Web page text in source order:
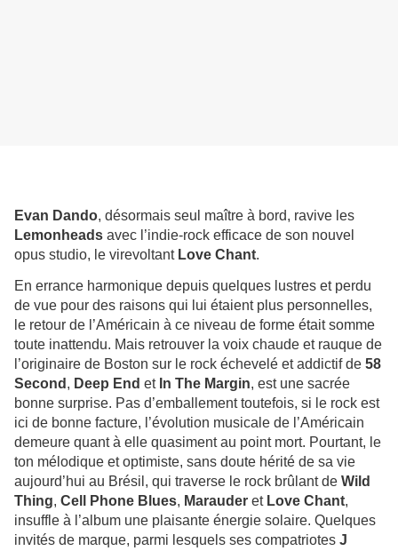
Evan Dando, désormais seul maître à bord, ravive les
Lemonheads avec l’indie-rock efficace de son nouvel
opus studio, le virevoltant Love Chant.
En errance harmonique depuis quelques lustres et perdu
de vue pour des raisons qui lui étaient plus personnelles,
le retour de l’Américain à ce niveau de forme était somme
toute inattendu. Mais retrouver la voix chaude et rauque de
l’originaire de Boston sur le rock échevelé et addictif de 58
Second , Deep End et In The Margin, est une sacrée
bonne surprise. Pas d’emballement toutefois, si le rock est
ici de bonne facture, l’évolution musicale de l’Américain
demeure quant à elle quasiment au point mort. Pourtant, le
ton mélodique et optimiste, sans doute hérité de sa vie
aujourd’hui au Brésil, qui traverse le rock brûlant de Wild
Thing, Cell Phone Blues, Marauder et Love Chant,
insuffle à l’album une plaisante énergie solaire. Quelques
invités de marque, parmi lesquels ses compatriotes J